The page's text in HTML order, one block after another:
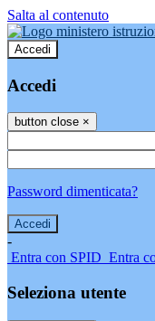
Salta al contenuto
Accedi
Accedi
button close ×
Password dimenticata?
-
Entra con SPID Entra
Seleziona utente